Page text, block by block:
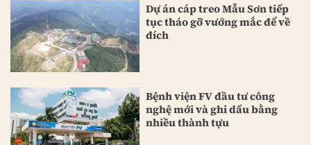
Dự án cáp treo Mẫu Sơn tiếp
tục tháo gỡ vướng mắc để về
đích
Bệnh viện FV đầu tư công
nghệ mới và ghi dấu bằng
nhiều thành tựu